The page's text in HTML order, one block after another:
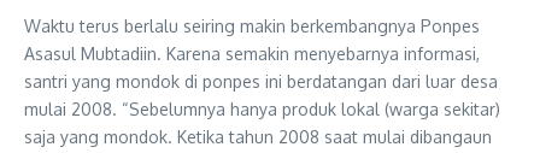
Waktu terus berlalu seiring makin berkembangnya Ponpes
Asasul Mubtadiin. Karena semakin menyebarnya informasi,
santri yang mondok di ponpes ini berdatangan dari luar desa
mulai 2008. “Sebelumnya hanya produk lokal (warga sekitar)
saja yang mondok. Ketika tahun 2008 saat mulai dibangaun